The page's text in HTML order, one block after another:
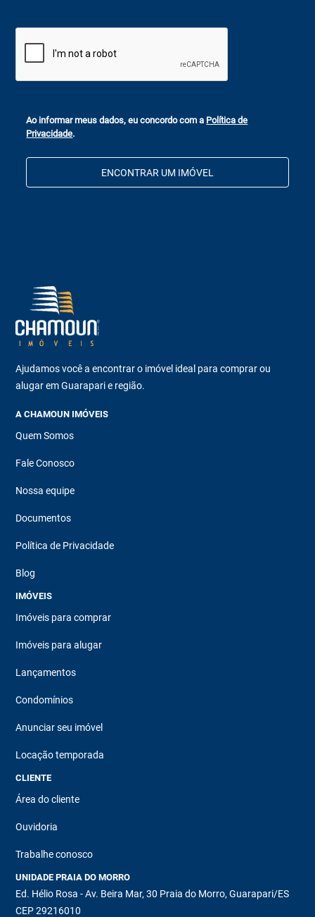
Ao informar meus dados, eu concordo com a Política de
Privacidade.
ENCONTRAR UM IMÓVEL
Ajudamos você a encontrar o imóvel ideal para comprar ou
alugar em Guarapari e região.
A CHAMOUN IMÓVEIS
Quem Somos
Fale Conosco
Nossa equipe
Documentos
Política de Privacidade
Blog
IMÓVEIS
Imóveis para comprar
Imóveis para alugar
Lançamentos
Condomínios
Anunciar seu imóvel
Locação temporada
CLIENTE
Área do cliente
Ouvidoria
Trabalhe conosco
UNIDADE PRAIA DO MORRO
Ed. Hélio Rosa - Av. Beira Mar, 30 Praia do Morro, Guarapari/ES
CEP 29216010